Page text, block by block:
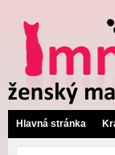
Hlavná stránka